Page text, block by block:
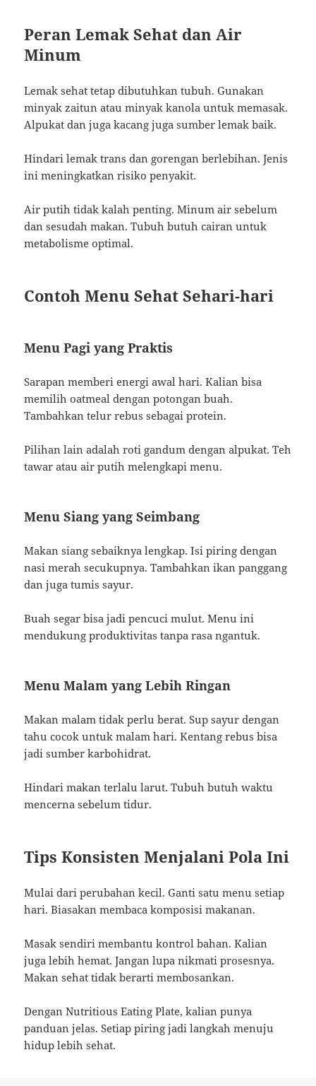
Peran Lemak Sehat dan Air
Minum
Lemak sehat tetap dibutuhkan tubuh. Gunakan
minyak zaitun atau minyak kanola untuk memasak.
Alpukat dan juga kacang juga sumber lemak baik.
Hindari lemak trans dan gorengan berlebihan. Jenis
ini meningkatkan risiko penyakit.
Air putih tidak kalah penting. Minum air sebelum
dan sesudah makan. Tubuh butuh cairan untuk
metabolisme optimal.
Contoh Menu Sehat Sehari-hari
Menu Pagi yang Praktis
Sarapan memberi energi awal hari. Kalian bisa
memilih oatmeal dengan potongan buah.
Tambahkan telur rebus sebagai protein.
Pilihan lain adalah roti gandum dengan alpukat. Teh
tawar atau air putih melengkapi menu.
Menu Siang yang Seimbang
Makan siang sebaiknya lengkap. Isi piring dengan
nasi merah secukupnya. Tambahkan ikan panggang
dan juga tumis sayur.
Buah segar bisa jadi pencuci mulut. Menu ini
mendukung produktivitas tanpa rasa ngantuk.
Menu Malam yang Lebih Ringan
Makan malam tidak perlu berat. Sup sayur dengan
tahu cocok untuk malam hari. Kentang rebus bisa
jadi sumber karbohidrat.
Hindari makan terlalu larut. Tubuh butuh waktu
mencerna sebelum tidur.
Tips Konsisten Menjalani Pola Ini
Mulai dari perubahan kecil. Ganti satu menu setiap
hari. Biasakan membaca komposisi makanan.
Masak sendiri membantu kontrol bahan. Kalian
juga lebih hemat. Jangan lupa nikmati prosesnya.
Makan sehat tidak berarti membosankan.
Dengan Nutritious Eating Plate, kalian punya
panduan jelas. Setiap piring jadi langkah menuju
hidup lebih sehat.